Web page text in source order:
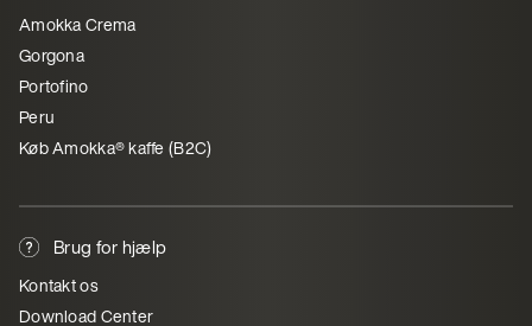
Amokka Crema
Gorgona
Portofino
Peru
Køb Amokka® kaffe (B2C)
Brug for hjælp
Kontakt os
Download Center